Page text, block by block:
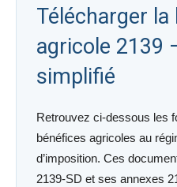
Télécharger
agricole 2139
simplifié
Retrouvez ci-dessous les
bénéfices agricoles au
d’imposition. Ces
2139-SD et ses annexes